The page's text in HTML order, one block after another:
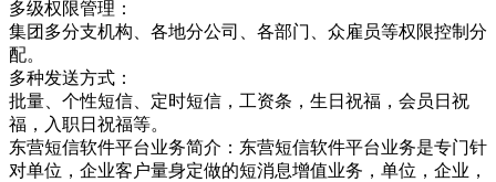
多级权限管理：
集团多分支机构、各地分公司、各部门、众雇员等权限控制分
配。
多种发送方式：
批量、个性短信、定时短信，工资条，生日祝福，会员日祝
福，入职日祝福等。
东营短信软件平台业务简介：东营短信软件平台业务是专门针
对单位，企业客户量身定做的短消息增值业务，单位，企业，